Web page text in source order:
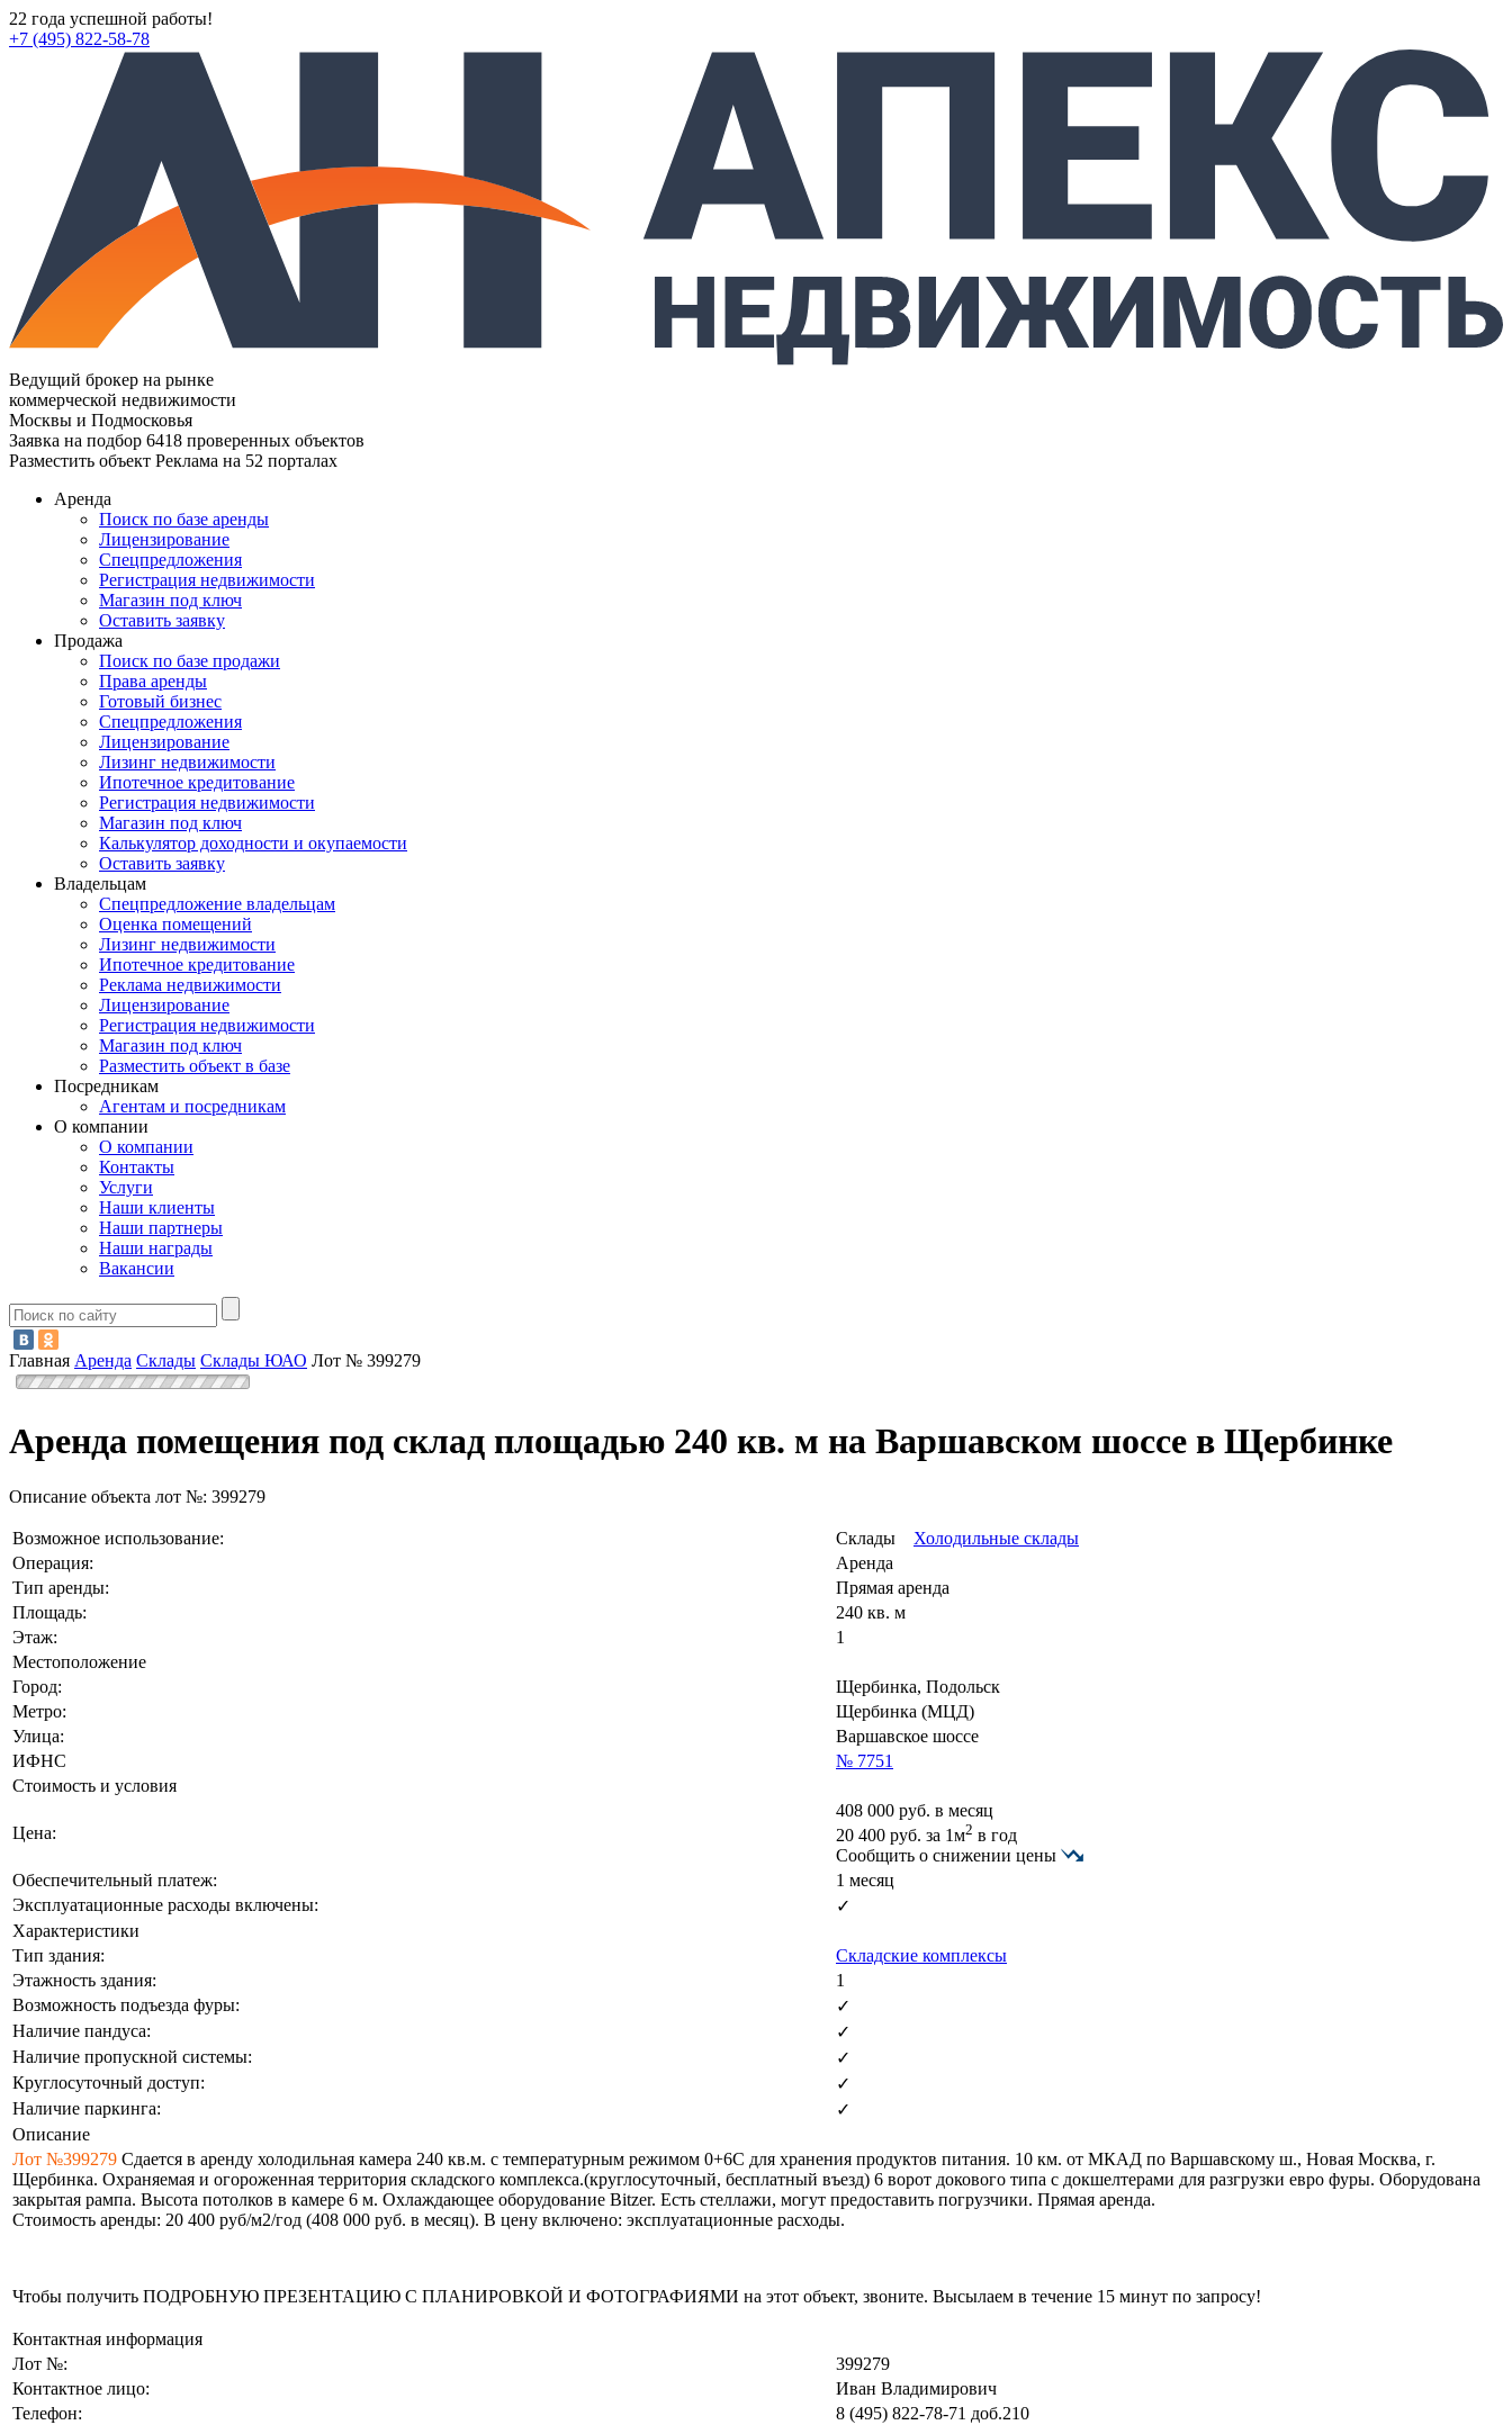
22 года успешной работы!
+7 (495) 822-58-78
Ведущий брокер на рынке
коммерческой недвижимости
Москвы и Подмосковья
Заявка на подбор 6418 проверенных объектов
Разместить объект Реклама на 52 порталах
Аренда
Поиск по базе аренды
Лицензирование
Спецпредложения
Регистрация недвижимости
Магазин под ключ
Оставить заявку
Продажа
Поиск по базе продажи
Права аренды
Готовый бизнес
Спецпредложения
Лицензирование
Лизинг недвижимости
Ипотечное кредитование
Регистрация недвижимости
Магазин под ключ
Калькулятор доходности и окупаемости
Оставить заявку
Владельцам
Спецпредложение владельцам
Оценка помещений
Лизинг недвижимости
Ипотечное кредитование
Реклама недвижимости
Лицензирование
Регистрация недвижимости
Магазин под ключ
Разместить объект в базе
Посредникам
Агентам и посредникам
О компании
О компании
Контакты
Услуги
Наши клиенты
Наши партнеры
Наши награды
Вакансии
Главная Аренда Склады Склады ЮАО Лот № 399279
Аренда помещения под склад площадью 240 кв. м на Варшавском шоссе в Щербинке
Описание объекта лот №: 399279
Возможное использование: Склады
Холодильные склады
Операция:
Аренда
Тип аренды:
Прямая аренда
Площадь:
240 кв. м
Этаж:
1
Местоположение
Город:
Щербинка, Подольск
Метро:
Щербинка (МЦД)
Улица:
Варшавское шоссе
ИФНС
№ 7751
Стоимость и условия
Цена:
408 000 руб. в месяц
20 400 руб. за 1м2 в год
Сообщить о снижении цены
Обеспечительный платеж:
1 месяц
Эксплуатационные расходы включены:
✓
Характеристики
Тип здания:
Складские комплексы
Этажность здания:
1
Возможность подъезда фуры:
✓
Наличие пандуса:
✓
Наличие пропускной системы:
✓
Круглосуточный доступ:
✓
Наличие паркинга:
✓
Описание
Лот №399279 Сдается в аренду холодильная камера 240 кв.м. с температурным режимом 0+6С для хранения продуктов питания. 10 км. от МКАД по Варшавскому ш., Новая Москва, г.
Щербинка. Охраняемая и огороженная территория складского комплекса.(круглосуточный, бесплатный въезд) 6 ворот докового типа с докшелтерами для разгрузки евро фуры. Оборудована
закрытая рампа. Высота потолков в камере 6 м. Охлаждающее оборудование Bitzer. Есть стеллажи, могут предоставить погрузчики. Прямая аренда.
Стоимость аренды: 20 400 руб/м2/год (408 000 руб. в месяц). В цену включено: эксплуатационные расходы.
Чтобы получить ПОДРОБНУЮ ПРЕЗЕНТАЦИЮ С ПЛАНИРОВКОЙ И ФОТОГРАФИЯМИ на этот объект, звоните. Высылаем в течение 15 минут по запросу!
Контактная информация
Лот №:
399279
Контактное лицо:
Иван Владимирович
Телефон:
8 (495) 822-78-71 доб.210